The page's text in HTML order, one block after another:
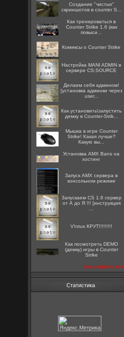
Создание "чистых"
скриншотов в counter S...
Как тренироваться в
Counter Strike 1.6 (как
повыси...
Комиксы о Counter Strike
Настройка MANI ADMIN в
сервере CS:SOURCE
Делаем себя админом!
[установка админки через
user...
Как установить\запустить
демку в Counter-Strik...
Мышка в игре Counter
Strike! Какая лучше?
Какую вы...
Установка AMX Bans на
хостинг
Запуск AMX сервера в
консольном режиме
Запускаем CS 1.6 сервер
от А до Я !!! [инструкция
V!ntus КРУТ!!!!!!!!!
Как посмотреть DEMO
(демку) игры в Counter
Strike
посмотреть все
Статистика